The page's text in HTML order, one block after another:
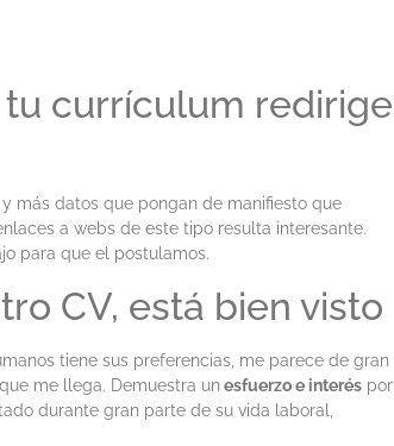
currículum redirige
y más datos que pongan de manifiesto que
a webs de este tipo resulta interesante.
para que el postulamos.
CV, está bien visto
tiene sus preferencias, me parece de gran
me llega. Demuestra unesfuerzo e interés por
durante gran parte de su vida laboral,